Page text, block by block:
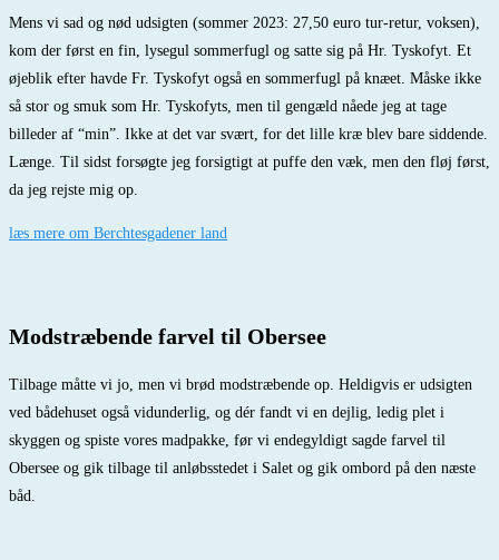
Mens vi sad og nød udsigten (sommer 2023: 27,50 euro tur-retur, voksen),
kom der først en fin, lysegul sommerfugl og satte sig på Hr. Tyskofyt. Et
øjeblik efter havde Fr. Tyskofyt også en sommerfugl på knæet. Måske ikke
så stor og smuk som Hr. Tyskofyts, men til gengæld nåede jeg at tage
billeder af “min”. Ikke at det var svært, for det lille kræ blev bare siddende.
Længe. Til sidst forsøgte jeg forsigtigt at puffe den væk, men den fløj først,
da jeg rejste mig op.
læs mere om Berchtesgadener land
Modstræbende farvel til Obersee
Tilbage måtte vi jo, men vi brød modstræbende op. Heldigvis er udsigten
ved bådehuset også vidunderlig, og dér fandt vi en dejlig, ledig plet i
skyggen og spiste vores madpakke, før vi endegyldigt sagde farvel til
Obersee og gik tilbage til anløbsstedet i Salet og gik ombord på den næste
båd.